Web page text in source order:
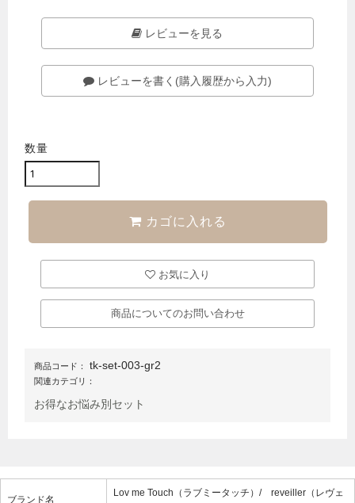
レビューを見る
レビューを書く(購入履歴から入力)
数量
カゴに入れる
お気に入り
商品についてのお問い合わせ
商品コード： tk-set-003-gr2
関連カテゴリ：
お得なお悩み別セット
ブランド名
Lov me Touch（ラブミータッチ）/ reveiller（レヴェ